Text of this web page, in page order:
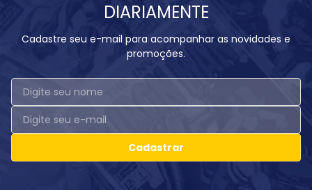
DIARIAMENTE
Cadastre seu e-mail para acompanhar as novidades e
promoções.
Cadastrar